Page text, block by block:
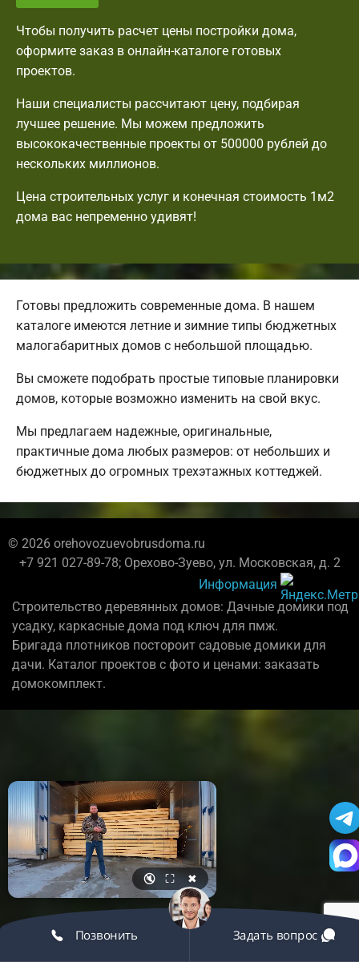
Чтобы получить расчет цены постройки дома,
оформите заказ в онлайн-каталоге готовых
проектов.
Наши специалисты рассчитают цену, подбирая
лучшее решение. Мы можем предложить
высококачественные проекты от 500000 рублей до
нескольких миллионов.
Цена строительных услуг и конечная стоимость 1м2
дома вас непременно удивят!
Готовы предложить современные дома. В нашем
каталоге имеются летние и зимние типы бюджетных
малогабаритных домов с небольшой площадью.
Вы сможете подобрать простые типовые планировки
домов, которые возможно изменить на свой вкус.
Мы предлагаем надежные, оригинальные,
практичные дома любых размеров: от небольших и
бюджетных до огромных трехэтажных коттеджей.
© 2026 orehovozuevobrusdoma.ru
+7 921 027-89-78; Орехово-Зуево, ул. Московская, д. 2
Информация
Строительство деревянных домов: Дачные домики под
усадку, каркасные дома под ключ для пмж.
Бригада плотников постороит садовые домики для
дачи. Каталог проектов с фото и ценами: заказать
домокомплект.
🔇 ⛶ ✖
Позвонить Задать вопрос